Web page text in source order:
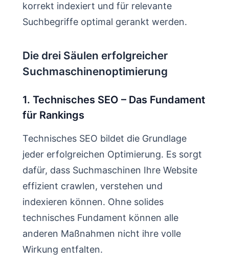
korrekt indexiert und für relevante
Suchbegriffe optimal gerankt werden.
Die drei Säulen erfolgreicher
Suchmaschinenoptimierung
1. Technisches SEO – Das Fundament
für Rankings
Technisches SEO bildet die Grundlage
jeder erfolgreichen Optimierung. Es sorgt
dafür, dass Suchmaschinen Ihre Website
effizient crawlen, verstehen und
indexieren können. Ohne solides
technisches Fundament können alle
anderen Maßnahmen nicht ihre volle
Wirkung entfalten.